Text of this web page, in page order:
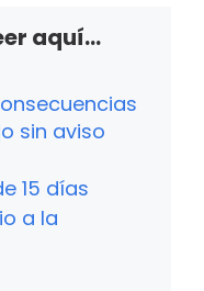
aquí...
sin aviso
15 días
a la